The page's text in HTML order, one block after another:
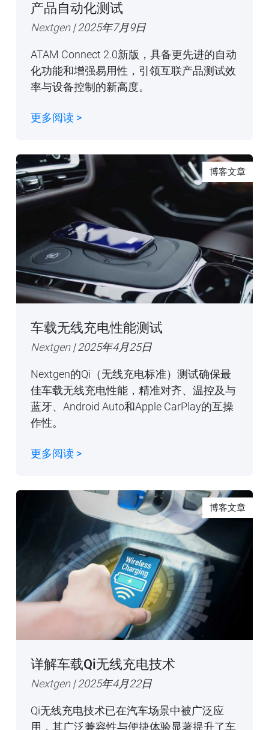
产品自动化测试
Nextgen| 2025年7月9日
ATAM Connect 2.0新版，具备更先进的自动
化功能和增强易用性，引领互联产品测试效
率与设备控制的新高度。
更多阅读 >
博客文章
车载无线充电性能测试
Nextgen| 2025年4月25日
Nextgen的Qi（无线充电标准）测试确保最
佳车载无线充电性能，精准对齐、温控及与
蓝牙、Android Auto和Apple CarPlay的互操
作性。
更多阅读 >
博客文章
详解车载Qi无线充电技术
Nextgen| 2025年4月22日
Qi无线充电技术已在汽车场景中被广泛应
用，其广泛兼容性与便捷体验显著提升了车